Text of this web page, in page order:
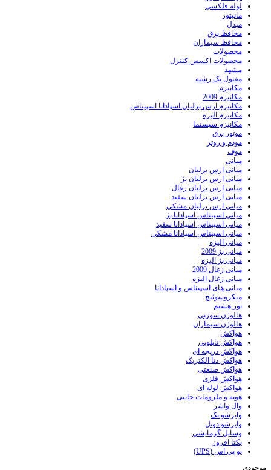
لوله فلکسی
مانیتور
مبدل
محافظ برق
محافظ سیماران
محصولات
محصولات اکسس کنترل
مشهد
مفتول تک رشته
مکانیزم
مکانیزم 2009
مکانیزم ارس برلیان اسپادانا اسپیناس
مکانیزم الیزه
مکانیزم سیستما
موتور برق
مودم و روتر
موف
میانی
میانی ارس برلیان
میانی ارس برلیان بژ
میانی ارس برلیان زغال
میانی ارس برلیان سفید
میانی ارس برلیان مشکی
میانی اسپیناس اسپادانا بژ
میانی اسپیناس اسپادانا سفید
میانی اسپیناس اسپادانا مشکی
میانی الیزه
میانی بژ 2009
میانی بژ الیزه
میانی زغال 2009
میانی زغال الیزه
میانی های اسپیناس و اسپادانا
میکروسوئیچ
نور هشتم
هالوژن سوزنی
هالوژن سیماران
هواکش
هواکش تابلویی
هواکش دریچه ای
هواکش دنا الکتریک
هواکش صنعتی
هواکش فلزی
هواکش لوله ای
هویه و ملزومات جانبی
وال واشر
وایرشو تک
وایرشو دوبل
وسایل گرمایشی
یکتا افروز
یو پی اس (UPS)
موجودی